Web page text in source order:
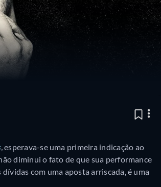
,esperava-se uma primeira indicação ao
diminui o fato de que sua performance
com uma aposta arriscada, é uma